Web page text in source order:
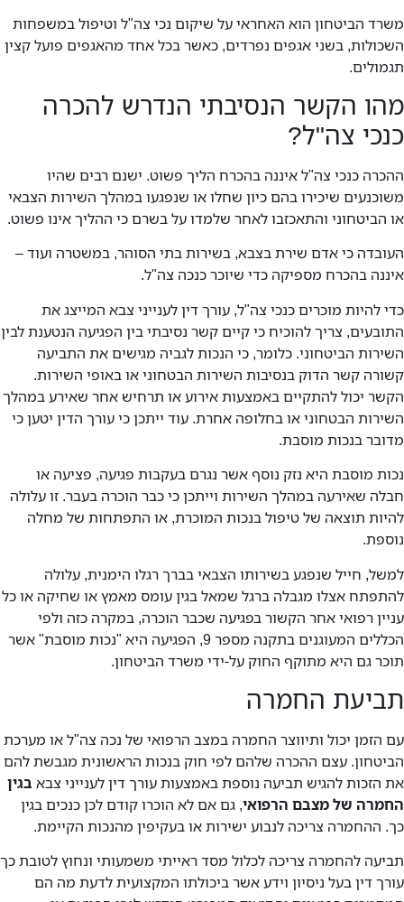
משרד הביטחון הוא האחראי על שיקום נכי צה"ל וטיפול במשפחות
השכולות, בשני אגפים נפרדים, כאשר בכל אחד מהאגפים פועל קצין
תגמולים.
מהו הקשר הנסיבתי הנדרש להכרה
כנכי צה"ל?
ההכרה כנכי צה"ל איננה בהכרח הליך פשוט. ישנם רבים שהיו
משוכנעים שיכירו בהם כיון שחלו או שנפגעו במהלך השירות הצבאי
או הביטחוני והתאכזבו לאחר שלמדו על בשרם כי ההליך אינו פשוט.
העובדה כי אדם שירת בצבא, בשירות בתי הסוהר, במשטרה ועוד –
איננה בהכרח מספיקה כדי שיוכר כנכה צה"ל.
כדי להיות מוכרים כנכי צה"ל, עורך דין לענייני צבא המייצג את
התובעים, צריך להוכיח כי קיים קשר נסיבתי בין הפגיעה הנטענת לבין
השירות הביטחוני. כלומר, כי הנכות לגביה מגישים את התביעה
קשורה קשר הדוק בנסיבות השירות הבטחוני או באופי השירות.
הקשר יכול להתקיים באמצעות אירוע או תרחיש אחר שאירע במהלך
השירות הבטחוני או בחלופה אחרת. עוד ייתכן כי עורך הדין יטען כי
מדובר בנכות מוסבת.
נכות מוסבת היא נזק נוסף אשר נגרם בעקבות פגיעה, פציעה או
חבלה שאירעה במהלך השירות וייתכן כי כבר הוכרה בעבר. זו עלולה
להיות תוצאה של טיפול בנכות המוכרת, או התפתחות של מחלה
נוספת.
למשל, חייל שנפגע בשירותו הצבאי בברך רגלו הימנית, עלולה
להתפתח אצלו מגבלה ברגל שמאל בגין עומס מאמץ או שחיקה או כל
עניין רפואי אחר הקשור בפגיעה שכבר הוכרה, במקרה כזה ולפי
הכללים המעוגנים בתקנה מספר 9, הפגיעה היא "נכות מוסבת" אשר
תוכר גם היא מתוקף החוק על-ידי משרד הביטחון.
תביעת החמרה
עם הזמן יכול ותיווצר החמרה במצב הרפואי של נכה צה"ל או מערכת
הביטחון. עצם ההכרה שלהם לפי חוק בנכות הראשונית מגבשת להם
את הזכות להגיש תביעה נוספת באמצעות עורך דין לענייני צבא בגין
החמרה של מצבם הרפואי, גם אם לא הוכרו קודם לכן כנכים בגין
כך. ההחמרה צריכה לנבוע ישירות או בעקיפין מהנכות הקיימת.
תביעה להחמרה צריכה לכלול מסד ראייתי משמעותי ונחוץ לטובת כך
עורך דין בעל ניסיון וידע אשר ביכולתו המקצועית לדעת מה הם